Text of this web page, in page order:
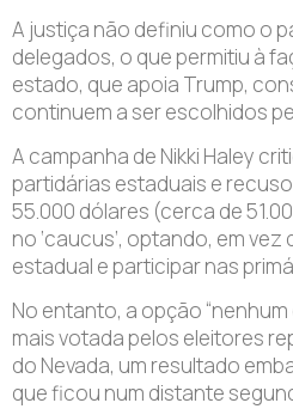
A justiça não definiu como o
delegados, o que permitiu à
estado, que apoia Trump,
continuem a ser escolhidos
A campanha de Nikki Haley
partidárias estaduais e
55.000 dólares (cerca de
no ‘caucus’, optando, em vez
estadual e participar nas
No entanto, a opção
mais votada pelos eleitores
do Nevada, um resultado
que ficou num distante